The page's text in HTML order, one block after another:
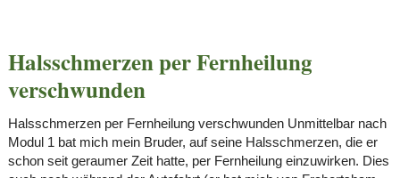
Halsschmerzen per Fernheilung
verschwunden
Halsschmerzen per Fernheilung verschwunden Unmittelbar nach
Modul 1 bat mich mein Bruder, auf seine Halsschmerzen, die er
schon seit geraumer Zeit hatte, per Fernheilung einzuwirken. Dies